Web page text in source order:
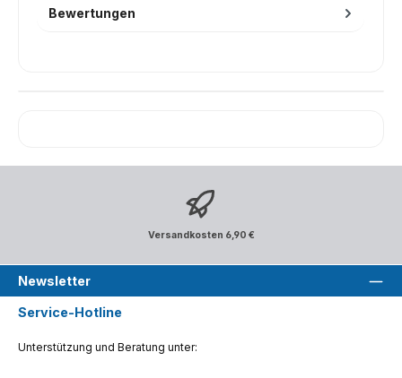
Bewertungen
Versandkosten 6,90 €
Newsletter
Service-Hotline
Unterstützung und Beratung unter: